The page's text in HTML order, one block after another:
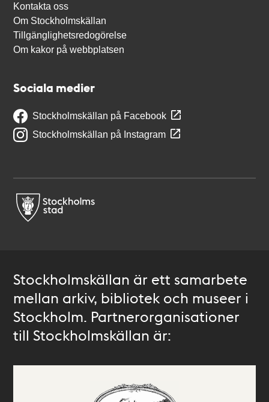
Kontakta oss
Om Stockholmskällan
Tillgänglighetsredogörelse
Om kakor på webbplatsen
Sociala medier
Stockholmskällan på Facebook
Stockholmskällan på Instagram
Stockholmskällan är ett samarbete
mellan arkiv, bibliotek och museer i
Stockholm. Partnerorganisationer
till Stockholmskällan är: